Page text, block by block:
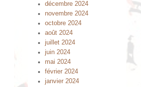
décembre 2024
novembre 2024
octobre 2024
août 2024
juillet 2024
juin 2024
mai 2024
février 2024
janvier 2024